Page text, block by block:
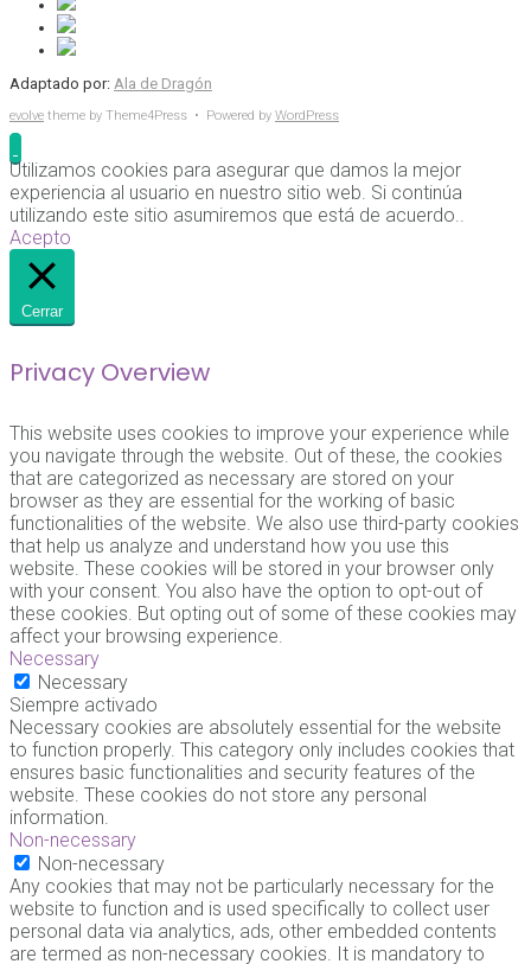
Adaptado por: Ala de Dragón
evolve theme by Theme4Press • Powered by WordPress
Utilizamos cookies para asegurar que damos la mejor
experiencia al usuario en nuestro sitio web. Si continúa
utilizando este sitio asumiremos que está de acuerdo..
Acepto
Cerrar
Privacy Overview
This website uses cookies to improve your experience while
you navigate through the website. Out of these, the cookies
that are categorized as necessary are stored on your
browser as they are essential for the working of basic
functionalities of the website. We also use third-party cookies
that help us analyze and understand how you use this
website. These cookies will be stored in your browser only
with your consent. You also have the option to opt-out of
these cookies. But opting out of some of these cookies may
affect your browsing experience.
Necessary
Necessary
Siempre activado
Necessary cookies are absolutely essential for the website
to function properly. This category only includes cookies that
ensures basic functionalities and security features of the
website. These cookies do not store any personal
information.
Non-necessary
Non-necessary
Any cookies that may not be particularly necessary for the
website to function and is used specifically to collect user
personal data via analytics, ads, other embedded contents
are termed as non-necessary cookies. It is mandatory to